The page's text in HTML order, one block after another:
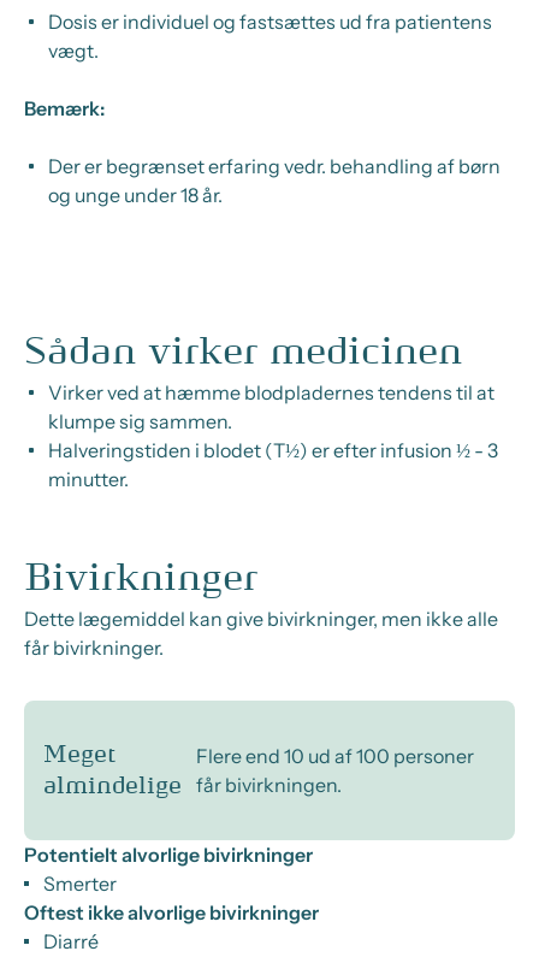
Dosis er individuel og fastsættes ud fra patientens
vægt.
Bemærk:
Der er begrænset erfaring vedr. behandling af børn
og unge under 18 år.
Sådan virker medicinen
Virker ved at hæmme blodpladernes tendens til at
klumpe sig sammen.
Halveringstiden i blodet (T½) er efter infusion ½ - 3
minutter.
Bivirkninger
Dette lægemiddel kan give bivirkninger, men ikke alle
får bivirkninger.
Meget
almindelige
Flere end 10 ud af 100 personer
får bivirkningen.
Potentielt alvorlige bivirkninger
Smerter
Oftest ikke alvorlige bivirkninger
Diarré